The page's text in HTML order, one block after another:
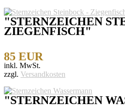
"STERNZEICHEN
ZIEGENFISCH"
85 EUR
inkl. MwSt.
zzgl. Versandkosten
"STERNZEICHEN